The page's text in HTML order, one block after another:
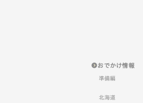
おでかけ情報
準備編
北海道